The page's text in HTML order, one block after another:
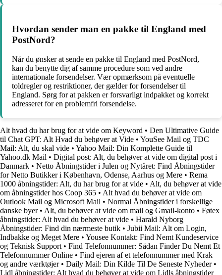
Hvordan sender man en pakke til England med
PostNord?
Når du ønsker at sende en pakke til England med PostNord,
kan du benytte dig af samme procedure som ved andre
internationale forsendelser. Vær opmærksom på eventuelle
toldregler og restriktioner, der gælder for forsendelser til
England. Sørg for at pakken er forsvarligt indpakket og korrekt
adresseret for en problemfri forsendelse.
Alt hvad du har brug for at vide om Keyword • Den Ultimative Guide
til Chat GPT: Alt Hvad du behøver at Vide • YouSee Mail og TDC
Mail: Alt, du skal vide • Yahoo Mail: Din Komplette Guide til
Yahoo.dk Mail • Digital post: Alt, du behøver at vide om digital post i
Danmark • Netto Åbningstider i Julen og Nytåret: Find Åbningstider
for Netto Butikker i København, Odense, Aarhus og Mere • Rema
1000 åbningstider: Alt, du har brug for at vide • Alt, du behøver at vide
om åbningstider hos Coop 365 • Alt hvad du behøver at vide om
Outlook Mail og Microsoft Mail • Normal Åbningstider i forskellige
danske byer• Alt, du behøver at vide om mail og Gmail-konto • Føtex
åbningstider: Alt hvad du behøver at vide • Harald Nyborg
Åbningstider: Find din nærmeste butik • Jubii Mail: Alt om Login,
Indbakke og Meget Mere • Yousee Kontakt: Find Nemt Kundeservice
og Teknisk Support • Find Telefonnummer: Sådan Finder Du Nemt Et
Telefonnummer Online • Find ejeren af et telefonnummer med Krak
og andre værktøjer• Daily Mail: Din Kilde Til De Seneste Nyheder•
Lidl åbningstider: Alt hvad du behøver at vide om Lidls åbningstider